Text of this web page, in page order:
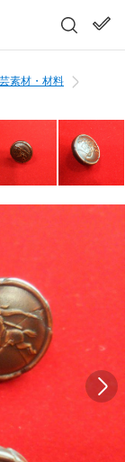
素材・材料